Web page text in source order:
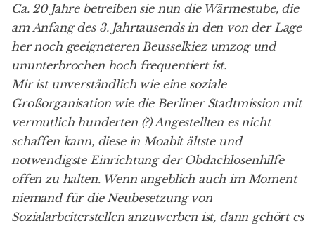
Ca. 20 Jahre betreiben sie nun die Wärmestube, die
am Anfang des 3. Jahrtausends in den von der Lage
her noch geeigneteren Beusselkiez umzog und
ununterbrochen hoch frequentiert ist.
Mir ist unverständlich wie eine soziale
Großorganisation wie die Berliner Stadtmission mit
vermutlich hunderten (?) Angestellten es nicht
schaffen kann, diese in Moabit ältste und
notwendigste Einrichtung der Obdachlosenhilfe
offen zu halten. Wenn angeblich auch im Moment
niemand für die Neubesetzung von
Sozialarbeiterstellen anzuwerben ist, dann gehört es